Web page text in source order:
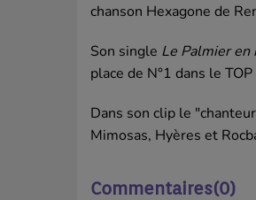
chanson Hexagone de
Son single Le Palmier en
place de N°1 dans le
Dans son clip le
Mimosas, Hyères et
Commentaires(0)